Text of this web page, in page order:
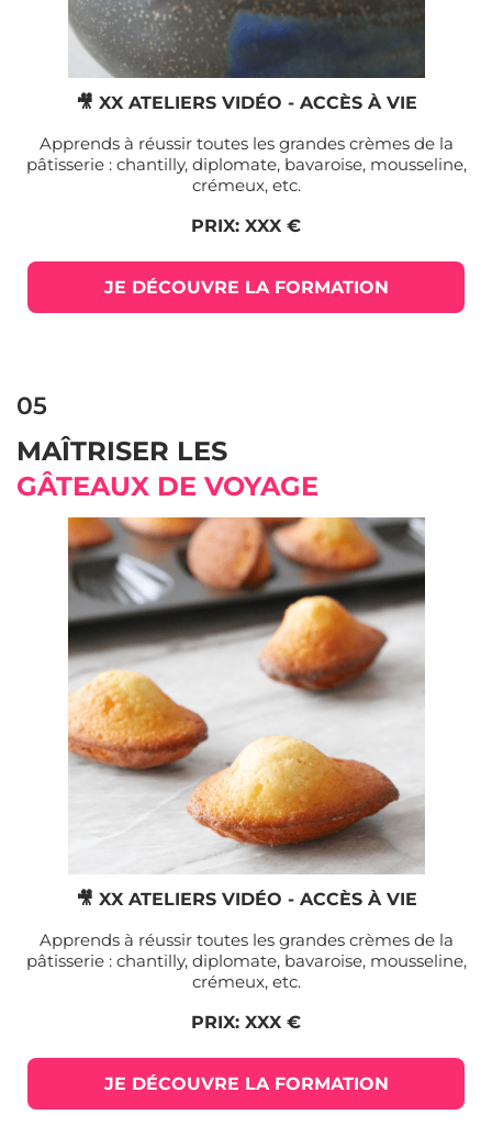
🎥 XX ATELIERS VIDÉO - ACCÈS À VIE
Apprends à réussir toutes les grandes crèmes de la
pâtisserie : chantilly, diplomate, bavaroise, mousseline,
crémeux, etc.
PRIX: XXX €
JE DÉCOUVRE LA FORMATION
05
MAÎTRISER LES
GÂTEAUX DE VOYAGE
🎥 XX ATELIERS VIDÉO - ACCÈS À VIE
Apprends à réussir toutes les grandes crèmes de la
pâtisserie : chantilly, diplomate, bavaroise, mousseline,
crémeux, etc.
PRIX: XXX €
JE DÉCOUVRE LA FORMATION